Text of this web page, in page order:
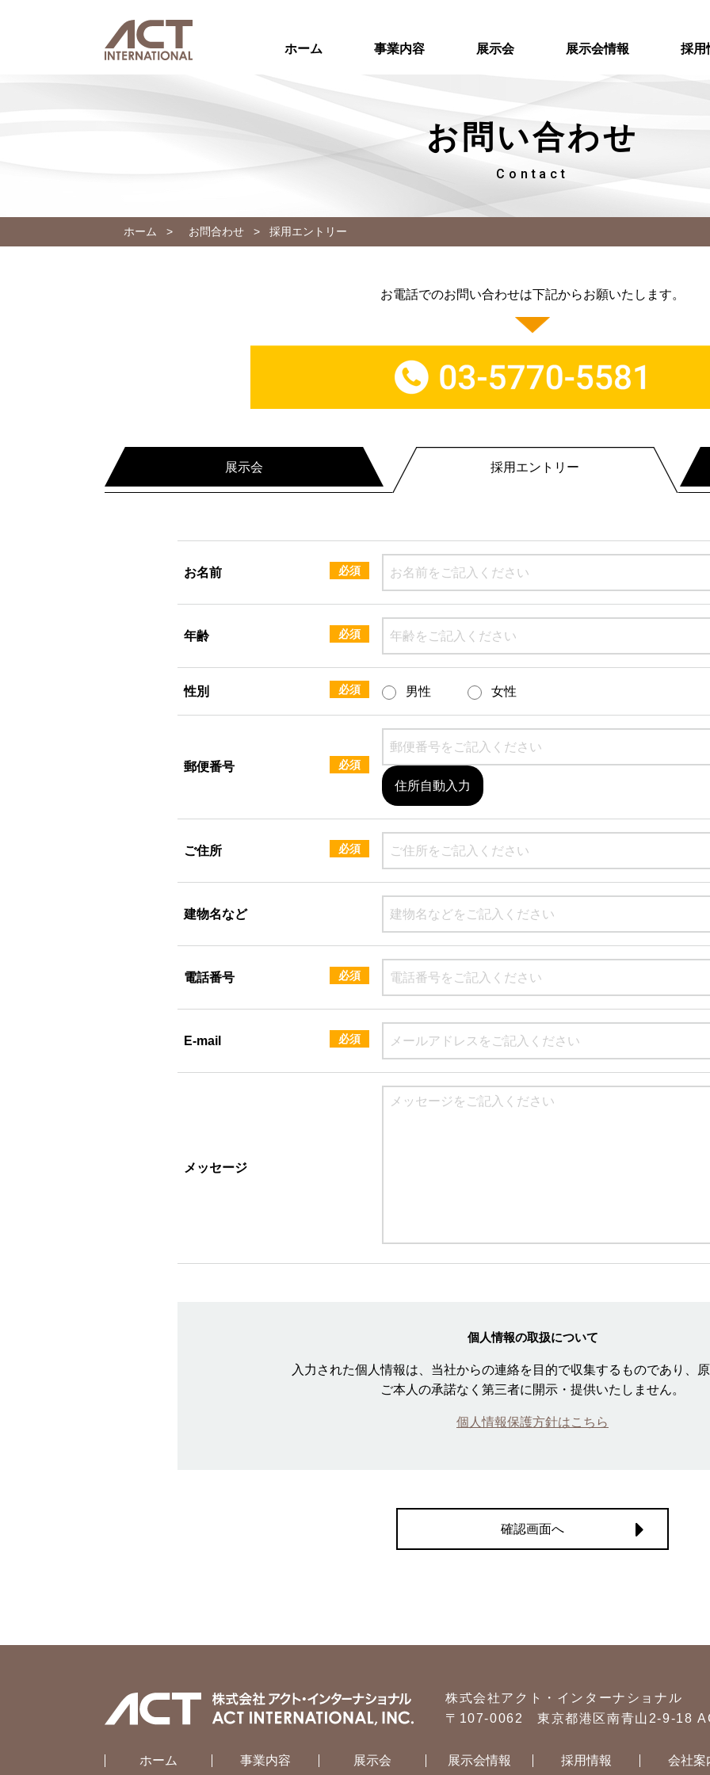
ホーム 事業内容 展示会 展示会情報 採用
お問い合わせ
Contact
ホーム > お問合わせ > 採用エントリー
お電話でのお問い合わせは下記からお願いたします。
展示会 採用エントリー
必須
お名前
必須
年齢
必須
性別 男性 女性
必須
郵便番号
住所自動入力
必須
ご住所
建物名など
必須
電話番号
必須
E-mail
メッセージ
個人情報の取扱について
入力された個人情報は、当社からの連絡を目的で収集するものであり、
ご本人の承諾なく第三者に開示・提供いたしません。
個人情報保護方針はこちら
確認画面へ
株式会社アクト・インターナショナル
〒107-0062 東京都港区南青山2-9-18
ホーム 事業内容 展示会 展示会情報 採用情報 会社案